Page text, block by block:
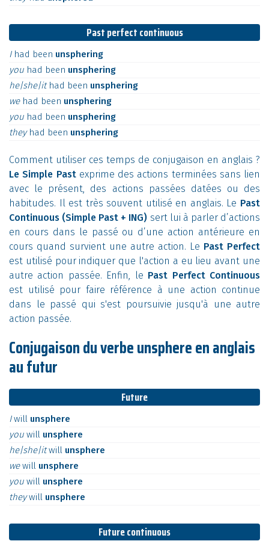
Past perfect continuous
I had been unsphering
you had been unsphering
he|she|it had been unsphering
we had been unsphering
you had been unsphering
they had been unsphering
Comment utiliser ces temps de conjugaison en anglais ?
Le Simple Pastexprime des actions terminées sans lien
avec le présent, des actions passées datées ou des
habitudes. Il est très souvent utilisé en anglais. Le Past
Continuous (Simple Past + ING) sert lui à parler d’actions
en cours dans le passé ou d’une action antérieure en
cours quand survient une autre action. Le Past Perfect
est utilisé pour indiquer que l'action a eu lieu avant une
autre action passée. Enfin, le Past Perfect Continuous
est utilisé pour faire référence à une action continue
dans le passé qui s'est poursuivie jusqu'à une autre
action passée.
Conjugaison du verbe unsphere en anglais
au futur
Future
Iwill unsphere
you will unsphere
he|she|itwill unsphere
wewill unsphere
you will unsphere
theywill unsphere
Future continuous